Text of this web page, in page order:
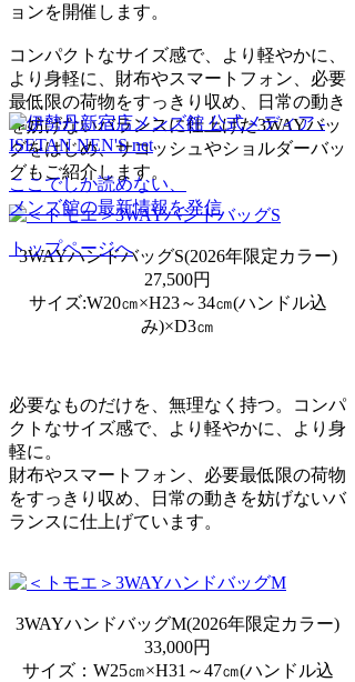
ョンを開催します。
コンパクトなサイズ感で、より軽やかに、
より身軽に、財布やスマートフォン、必要
最低限の荷物をすっきり収め、日常の動き
を妨げないバランスに仕上げた3WAYバッ
グをはじめ、サコッシュやショルダーバッ
グもご紹介します。
3WAYハンドバッグS(2026年限定カラー)
27,500円
サイズ:W20㎝×H23～34㎝(ハンドル込
み)×D3㎝
必要なものだけを、無理なく持つ。コンパ
クトなサイズ感で、より軽やかに、より身
軽に。
財布やスマートフォン、必要最低限の荷物
をすっきり収め、日常の動きを妨げないバ
ランスに仕上げています。
3WAYハンドバッグM(2026年限定カラー)
33,000円
サイズ：W25㎝×H31～47㎝(ハンドル込
ここでしか読めない、
メンズ館の最新情報を発信
トップページへ